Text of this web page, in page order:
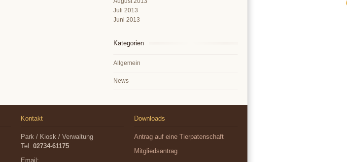
Juli 2013
Juni 2013
Kategorien
Allgemein
News
Kontakt
Park / Kiosk / Verwaltung
Tel: 02734-61175
Email:
Downloads
Antrag auf eine Tierpatenschaft
Mitgliedsantrag